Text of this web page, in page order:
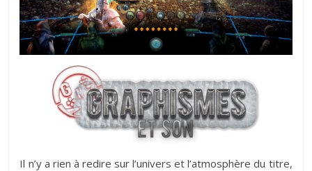
Il n’y a rien à redire sur l’univers et l’atmosphère du titre,